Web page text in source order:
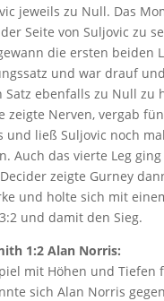
jeweils zu Null. Das
Seite von Suljovic zu
die ersten beiden
und war drauf
ebenfalls zu Null zu
zeigte Nerven, vergab
und ließ Suljovic noch mal
Auch das vierte Leg ging
zeigte Gurney
und holte sich mit
und damit den Sieg.
1:2 Alan Norris:
mit Höhen und Tiefen
sich Alan Norris